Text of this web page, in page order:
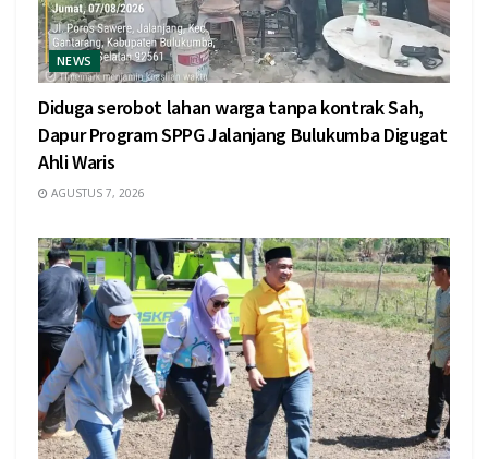
NEWS
Diduga serobot lahan warga tanpa kontrak Sah,
Dapur Program SPPG Jalanjang Bulukumba Digugat
Ahli Waris
AGUSTUS 7, 2026